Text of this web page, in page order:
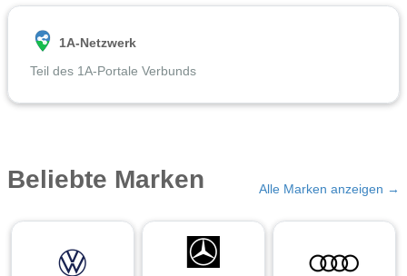
1A-Netzwerk
Teil des 1A-Portale Verbunds
Beliebte Marken Alle Marken anzeigen →